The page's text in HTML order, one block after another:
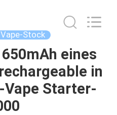
Stock
eines
in
Vape Starter-